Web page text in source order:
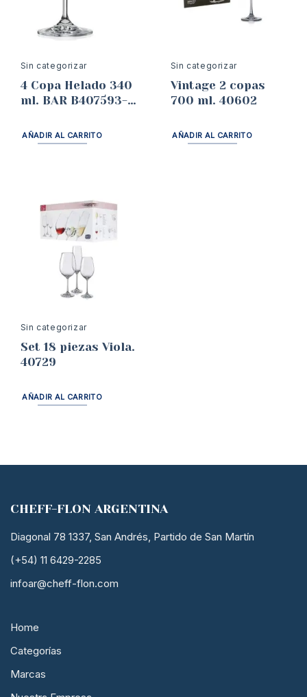
Sin categorizar
4 Copa Helado 340
ml. BAR B407593-
AÑADIR AL CARRITO
Sin categorizar
Vintage 2 copas
700 ml. 40602
AÑADIR AL CARRITO
Sin categorizar
Set 18 piezas Viola.
40729
AÑADIR AL CARRITO
CHEFF-FLON ARGENTINA
Diagonal 78 1337, San Andrés, Partido de San Martín
(+54) 11 6429-2285
infoar@cheff-flon.com
Home
Categorías
Marcas